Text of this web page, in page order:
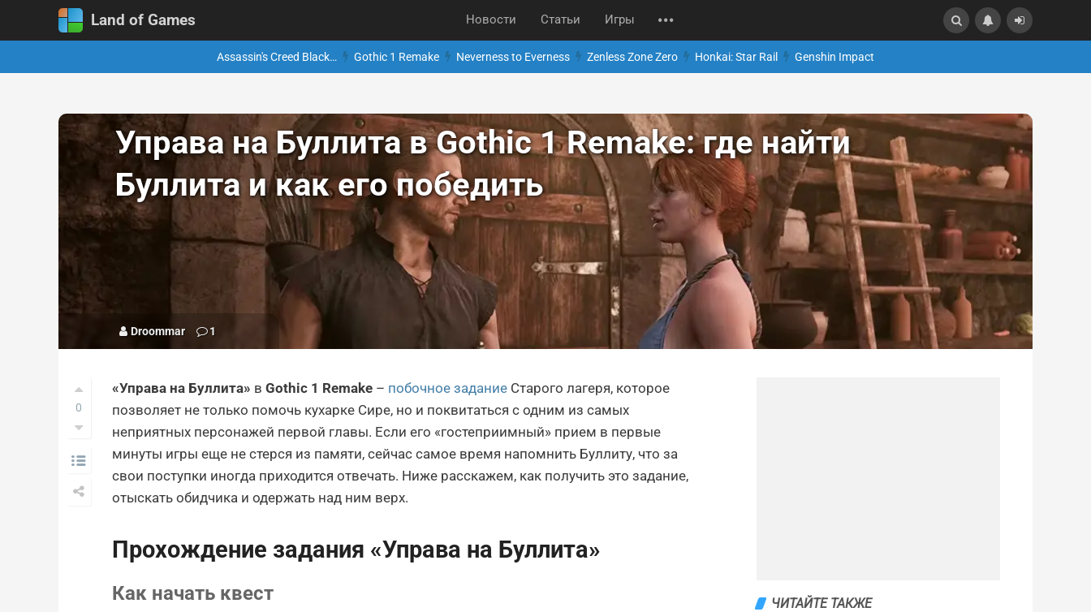
Land of Games Новости Статьи Игры
Assassin's Creed Black… Gothic 1 Remake Neverness to Everness Zenless Zone Zero Honkai: Star Rail Genshin Impact
Управа на Буллита в Gothic 1 Remake: где найти
Буллита и как его победить
Droommar 1
0
«Управа на Буллита» в Gothic 1 Remake – побочное задание Старого лагеря, которое
позволяет не только помочь кухарке Сире, но и поквитаться с одним из самых
неприятных персонажей первой главы. Если его «гостеприимный» прием в первые
минуты игры еще не стерся из памяти, сейчас самое время напомнить Буллиту, что за
свои поступки иногда приходится отвечать. Ниже расскажем, как получить это задание,
отыскать обидчика и одержать над ним верх.
Прохождение задания «Управа на Буллита»
Как начать квест
ЧИТАЙТЕ ТАКЖЕ